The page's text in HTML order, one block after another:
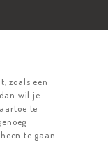
zoals een
wil je
te
te gaan